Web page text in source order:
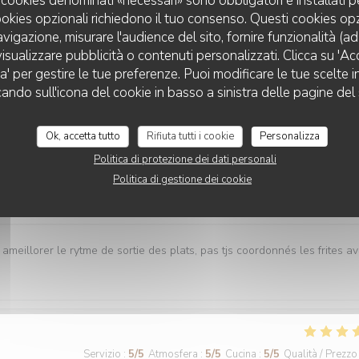
opzionali richiedono il tuo consenso. Questi cookies
misurare l'audience del sito, fornire funzionalità
pubblicità o contenuti personalizzati. Clicca su
per gestire le tue preferenze. Puoi modificare le tue scelte
sull'icona del cookie in basso a sinistra delle pagine del
Ok, accetta tutto Rifiuta tutti i cookie
Personalizza
Politica di protezione dei dati personali
Politica di gestione dei cookie
Servizio: 5/5 Atmosfera: 5/5 Cucina: 5 /5 Qualità / Prezzo
plats tous délicieux,un personnel attentionné et réactif !! On
le rytme de sortie des plats, pas tjs coordonnés les frites
Servizio : 5/5 Atmosfera : 5/5 Cucina : 5/5 Qualità / Prezzo